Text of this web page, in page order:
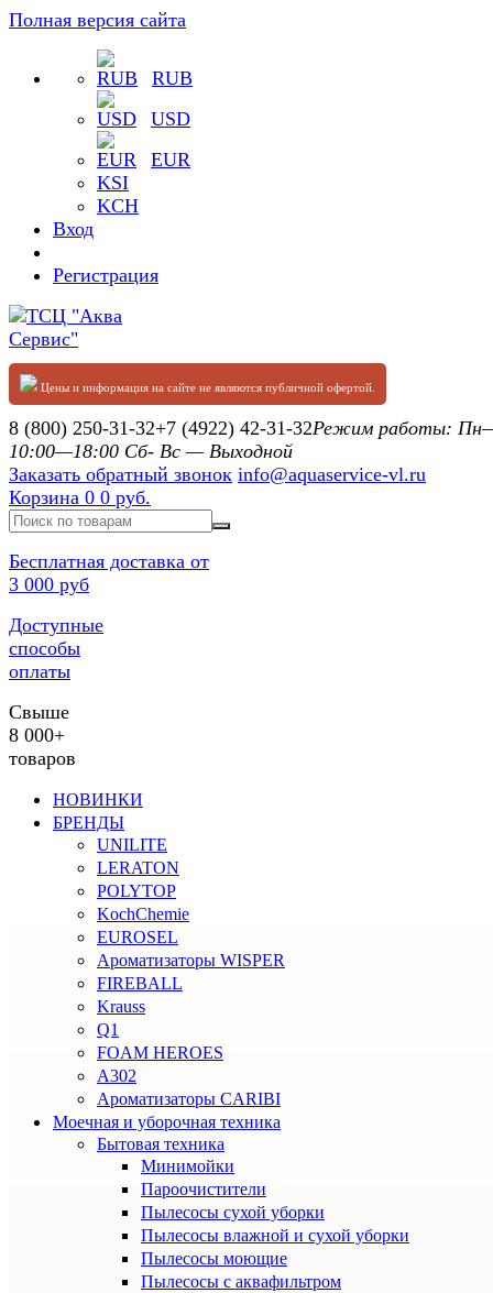
Полная версия сайта
RUB
USD
EUR
KSI
KCH
Вход
Регистрация
Цены и информация на сайте не являются публичной офертой.
8 (800) 250-31-32+7 (4922) 42-31-32Режим работы:
10:00—18:00 Сб- Вс — Выходной
Заказать обратный звонок info@aquaservice-vl.ru
Корзина 0 0 руб.
Бесплатная доставка от
3 000 руб
Доступные
способы
оплаты
Свыше
8 000+
товаров
НОВИНКИ
БРЕНДЫ
UNILITE
LERATON
POLYTOP
KochChemie
EUROSEL
Ароматизаторы WISPER
FIREBALL
Krauss
Q1
FOAM HEROES
A302
Ароматизаторы CARIBI
Моечная и уборочная техника
Бытовая техника
Минимойки
Пароочистители
Пылесосы сухой уборки
Пылесосы влажной и сухой уборки
Пылесосы моющие
Пылесосы с аквафильтром